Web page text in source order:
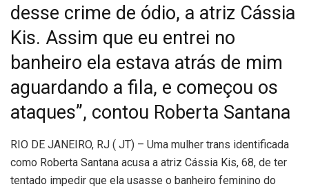
desse crime de ódio, a atriz Cássia
Kis. Assim que eu entrei no
banheiro ela estava atrás de mim
aguardando a fila, e começou os
ataques”, contou Roberta Santana
RIO DE JANEIRO, RJ ( JT) – Uma mulher trans identificada
como Roberta Santana acusa a atriz Cássia Kis, 68, de ter
tentado impedir que ela usasse o banheiro feminino do